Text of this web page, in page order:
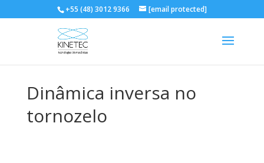
+55 (48) 3012 9366 [email protected]
Dinâmica inversa no
tornozelo